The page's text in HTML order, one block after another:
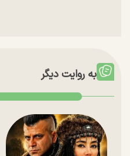
به روایت دیگر